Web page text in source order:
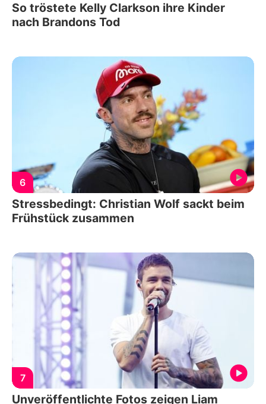
So tröstete Kelly Clarkson ihre Kinder
nach Brandons Tod
6
Stressbedingt: Christian Wolf sackt beim
Frühstück zusammen
7
Unveröffentlichte Fotos zeigen Liam